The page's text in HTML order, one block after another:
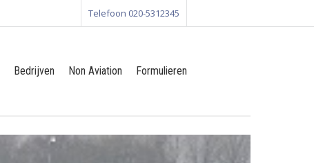
Telefoon 020-5312345
Bedrijven Non Aviation Formulieren